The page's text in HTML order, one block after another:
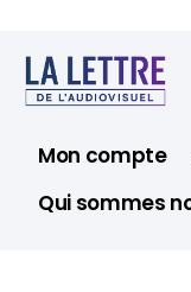
Mon compte
Qui sommes